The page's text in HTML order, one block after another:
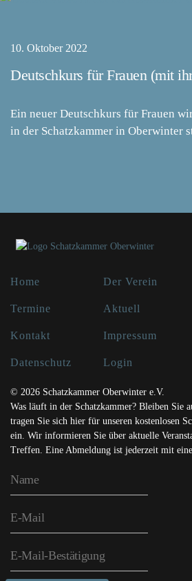
Deutschkurs für Frauen (mit
10. Oktober 2022
Ein neuer Deutschkurs für Frauen
in der Schatzkammer in Oberwinter
Home Der Verein
Termine Aktuell
Kontakt Impressum
Datenschutz Login
© 2026 Schatzkammer Oberwinter e.V.
Was läuft in der Schatzkammer? Bleiben Sie
tragen Sie sich hier für unseren kostenlosen
ein. Wir informieren Sie über aktuelle
Treffen. Eine Abmeldung ist jederzeit mit